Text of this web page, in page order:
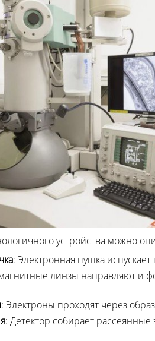
устройства можно
: Электронная пушка испускает
линзы направляют и
: Электроны проходят через
: Детектор собирает